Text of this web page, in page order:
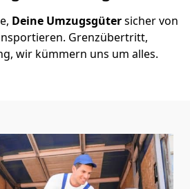
Deine Umzugsgütersicher von
Grenzübertritt,
wir kümmern uns um alles.